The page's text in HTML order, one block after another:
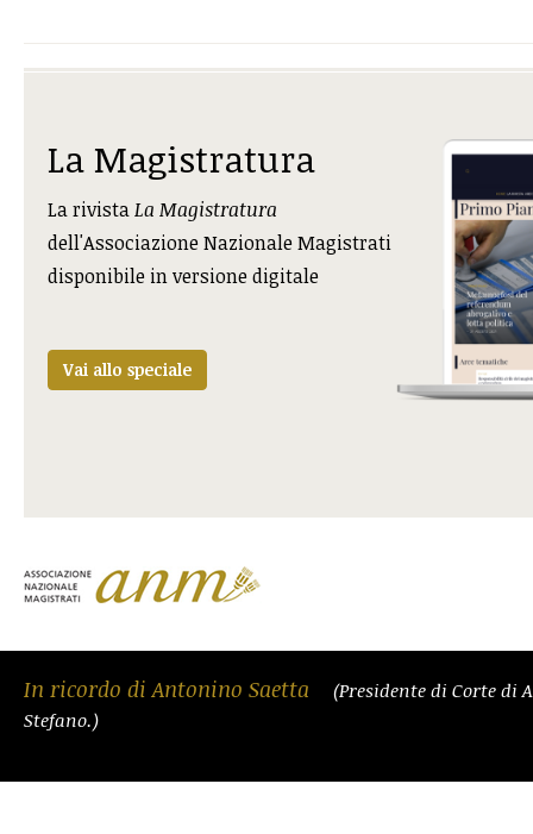
La Magistratura
La rivistaLa Magistratura
dell'Associazione Nazionale Magistrati
disponibile in versione digitale
Vai allo speciale
In ricordo di Antonino Saetta
(Presidente di Corte di
Stefano.)